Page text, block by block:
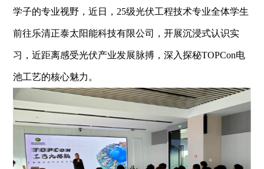
学子的专业视野，近日， 25级光伏工程技术专业全体学生
前往乐清正泰太阳能科技有限公司，开展沉浸式认识实
习，近距离感受光伏产业发展脉搏，深入探秘TOPCon电
池工艺的核心魅力。